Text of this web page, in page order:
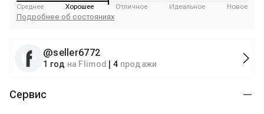
Среднее Хорошее Отличное Идеальное Новое
Подробнее об состояниях
@seller6772
1 год на Flimod 4 продажи
Сервис